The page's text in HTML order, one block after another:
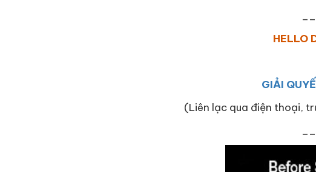
HELLO
GIẢI
(Liên lạc qua điện thoại,